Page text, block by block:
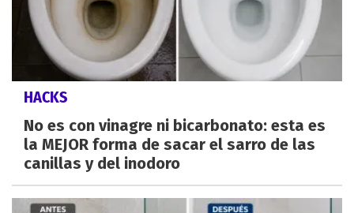
HACKS
No es con vinagre ni bicarbonato: esta es
la MEJOR forma de sacar el sarro de las
canillas y del inodoro